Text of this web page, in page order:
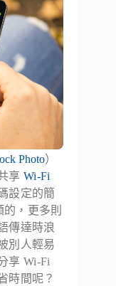
Photo）
享Wi-Fi
設定的簡
，更多則
傳達時浪
別人輕易
享 Wi-Fi
時間呢？